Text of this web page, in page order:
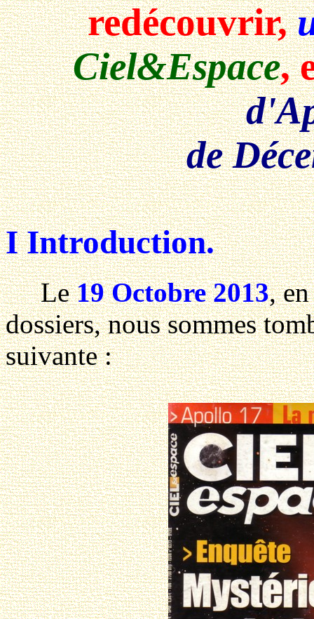
redécouvrir,
Ciel&Espace,
de
I Introduction.
Le19 Octobre 2013,
dossiers, nous sommes
suivante :